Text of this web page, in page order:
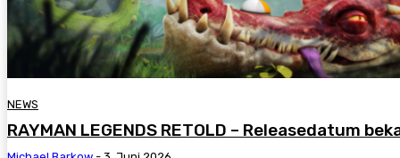
NEWS
RAYMAN LEGENDS RETOLD – Releasedatum